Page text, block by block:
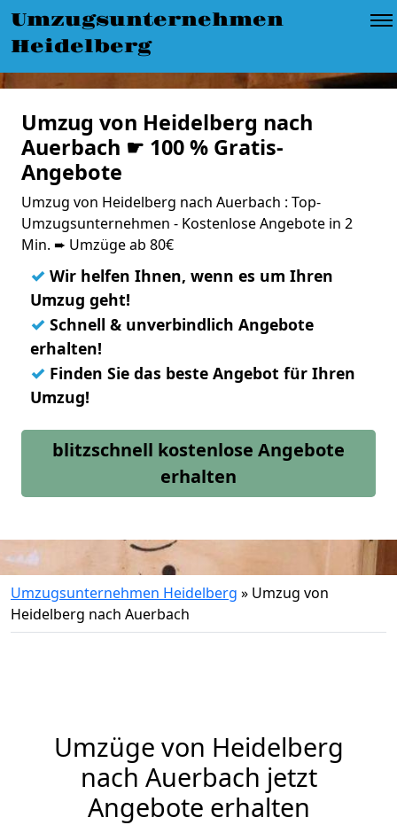
Umzugsunternehmen
Heidelberg
Umzug von Heidelberg nach
Auerbach ☛ 100 % Gratis-
Angebote
Umzug von Heidelberg nach Auerbach : Top-
Umzugsunternehmen - Kostenlose Angebote in 2
Min. ➨ Umzüge ab 80€
✓ Wir helfen Ihnen, wenn es um Ihren
Umzug geht!
✓ Schnell & unverbindlich Angebote
erhalten!
✓ Finden Sie das beste Angebot für Ihren
Umzug!
blitzschnell kostenlose Angebote
erhalten
Umzugsunternehmen Heidelberg » Umzug von
Heidelberg nach Auerbach
Umzüge von Heidelberg
nach Auerbach jetzt
Angebote erhalten